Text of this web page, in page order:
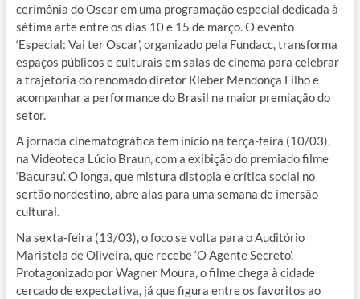
cerimônia do Oscar em uma programação especial dedicada à
sétima arte entre os dias 10 e 15 de março. O evento
‘Especial: Vai ter Oscar’, organizado pela Fundacc, transforma
espaços públicos e culturais em salas de cinema para celebrar
a trajetória do renomado diretor Kleber Mendonça Filho e
acompanhar a performance do Brasil na maior premiação do
setor.
A jornada cinematográfica tem início na terça-feira (10/03),
na Videoteca Lúcio Braun, com a exibição do premiado filme
‘Bacurau’. O longa, que mistura distopia e crítica social no
sertão nordestino, abre alas para uma semana de imersão
cultural.
Na sexta-feira (13/03), o foco se volta para o Auditório
Maristela de Oliveira, que recebe ‘O Agente Secreto’.
Protagonizado por Wagner Moura, o filme chega à cidade
cercado de expectativa, já que figura entre os favoritos ao